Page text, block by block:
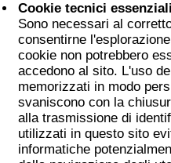
Cookie tecnici
Sono necessari al
consentirne
cookie non potrebbero
accedono al sito. L'uso
memorizzati in modo
svaniscono con la
alla trasmissione di
utilizzati in questo sito
informatiche